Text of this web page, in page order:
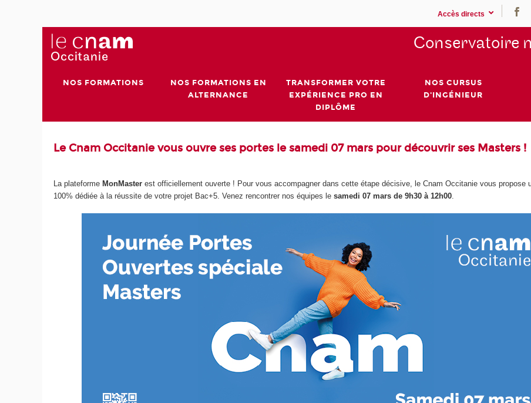
Accès directs
Conservatoire
NOS FORMATIONS
NOS FORMATIONS EN
ALTERNANCE
TRANSFORMER VOTRE
EXPÉRIENCE PRO EN
DIPLÔME
NOS CURSUS
D'INGÉNIEUR
Le Cnam Occitanie vous ouvre ses portes le samedi 07 mars pour découvrir ses Masters !
La plateformeMonMaster est officiellement ouverte ! Pour vous accompagner dans cette étape décisive, le Cnam Occitanie vous propose
100% dédiée à la réussite de votre projet Bac+5. Venez rencontrer nos équipes lesamedi 07 mars de 9h30 à 12h00